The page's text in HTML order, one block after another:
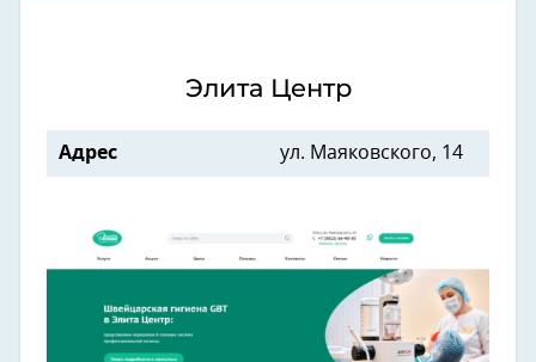
Элита Центр
Адрес ул. Маяковского, 14